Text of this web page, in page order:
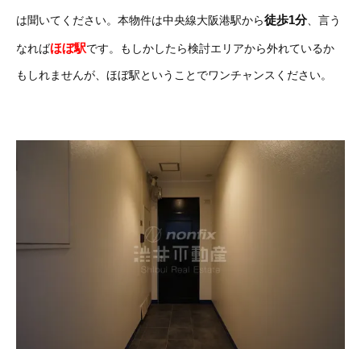
は聞いてください。本物件は中央線大阪港駅から徒歩1分、言う
なればほぼ駅です。もしかしたら検討エリアから外れているか
もしれませんが、ほぼ駅ということでワンチャンスください。